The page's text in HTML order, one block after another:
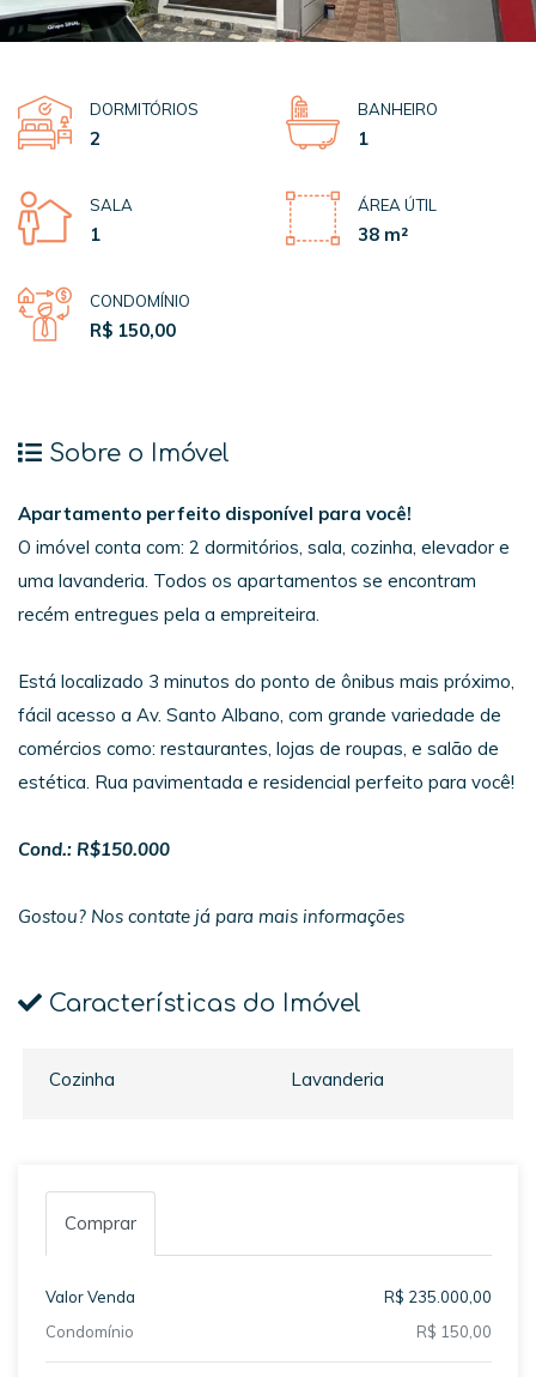
DORMITÓRIOS
2
BANHEIRO
1
SALA
1
ÁREA ÚTIL
38 m²
CONDOMÍNIO
R$ 150,00
Sobre o Imóvel
Apartamento perfeito disponível para você!
O imóvel conta com: 2 dormitórios, sala, cozinha, elevador e
uma lavanderia. Todos os apartamentos se encontram
recém entregues pela a empreiteira.
Está localizado 3 minutos do ponto de ônibus mais próximo,
fácil acesso a Av. Santo Albano, com grande variedade de
comércios como: restaurantes, lojas de roupas, e salão de
estética. Rua pavimentada e residencial perfeito para você!
Cond.: R$150.000
Gostou? Nos contate já para mais informações
Características do Imóvel
Cozinha Lavanderia
Comprar
Valor Venda
R$ 235.000,00
Condomínio
R$ 150,00